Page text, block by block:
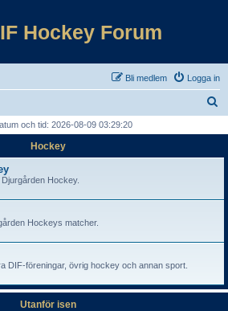
Hockey Forum
Logga in
Bli medlem
och tid: 2026-08-09 03:29:20
Hockey
Hockey.
Hockeys matcher.
DIF-föreningar, övrig hockey och annan sport.
Utanför isen